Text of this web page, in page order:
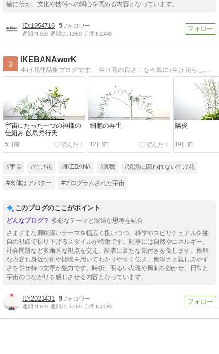
確に伝え、文化や技術への関心を高める内容となっています。
1954716 5
週間IN:530 週間OUT:950 月間IN:2440
3
IKEBANAworK
宇宙にたった一つの神様の
仕組み 飯島秀行氏
5日前
細胞の再生
12日前
陽炎
19日前
#宇宙 #生け花 #IKEBANA #真我 #流派に囚われない生け花
#肉体はアバター #プログラムされた宇宙
このブログのここがポイント
多彩なテーマと深遠な思考を融合
さまざまな興味深いテーマを幅広く扱いつつ、科学やスピリチュアルを独
自の視点で掘り下げるスタイルが特徴です。記事には自然やエネルギー、
社会問題など多角的な視点を交え、読者に新たな気付きを促します。難解
な内容も身近な例や比喩を用いてわかりやすく伝え、奥深さと親しみやす
さを併せ持つ文章が魅力です。時折、明るい表現や風刺を効かせ、日常と
宇宙のつながりを感じさせる内容となっています。
2021431 9
週間IN:510 週間OUT:450 月間IN:2260